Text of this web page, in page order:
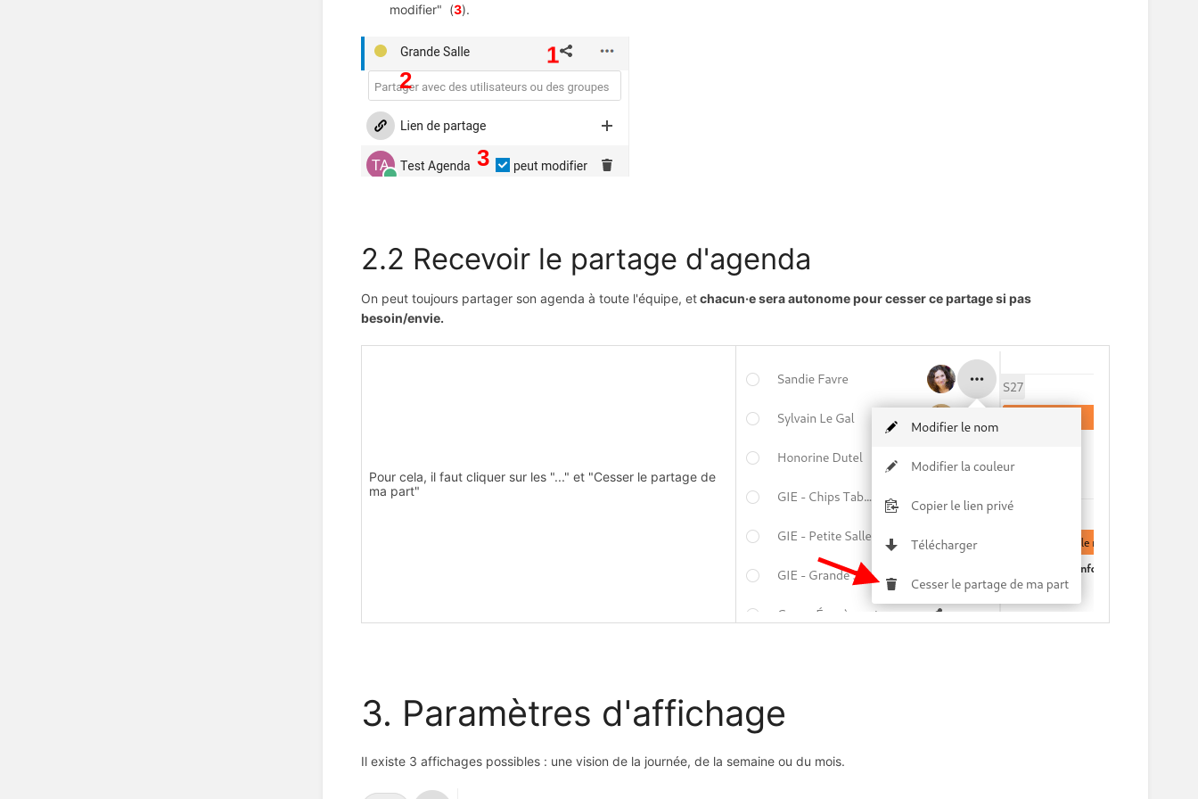
modifier" (3).
2.2 Recevoir le partage d'agenda
On peut toujours partager son agenda à toute l'équipe, etchacun·e sera autonome pour cesser ce partage si pas
besoin/envie.
Pour cela, il faut cliquer sur les "..." et "Cesser le partage de
ma part"
3. Paramètres d'affichage
Il existe 3 affichages possibles : une vision de la journée, de la semaine ou du mois.